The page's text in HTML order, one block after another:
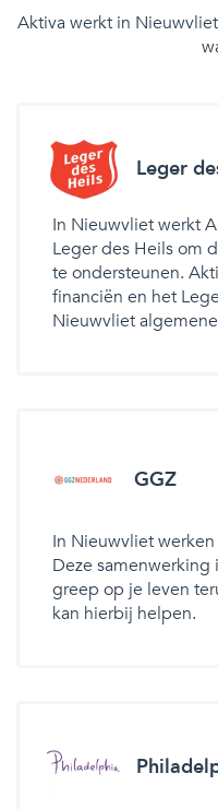
Aktiva werkt in
Leger
In Nieuwvliet werkt
Leger des Heils om
te ondersteunen.
financiën en het
Nieuwvliet
GGZ
In Nieuwvliet
Deze
greep op je leven
kan hierbij helpen.